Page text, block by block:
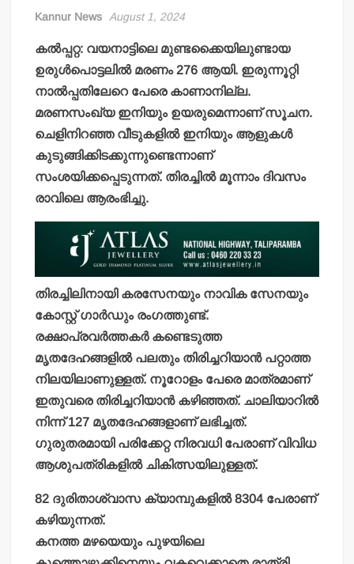
Kannur News August 1, 2024
കല്‍പ്പറ്റ: വയനാട്ടിലെ മുണ്ടക്കൈയിലുണ്ടായ
ഉരുള്‍പൊട്ടലില്‍ മരണം 276 ആയി. ഇരുന്നൂറ്റി
നാല്‍പ്പതിലേറെ പേരെ കാണാനില്ല.
മരണസംഖ്യ ഇനിയും ഉയരുമെന്നാണ് സൂചന.
ചെളിനിറഞ്ഞ വീടുകളില്‍ ഇനിയും ആളുകള്‍
കുടുങ്ങിക്കിടക്കുന്നുണ്ടെന്നാണ്
സംശയിക്കപ്പെടുന്നത്. തിരച്ചില്‍ മൂന്നാം ദിവസം
രാവിലെ ആരംഭിച്ചു.
തിരച്ചിലിനായി കരസേനയും നാവിക സേനയും
കോസ്റ്റ് ഗാര്‍ഡും രംഗത്തുണ്ട്.
രക്ഷാപ്രവര്‍ത്തകര്‍ കണ്ടെടുത്ത
മൃതദേഹങ്ങളില്‍ പലതും തിരിച്ചറിയാന്‍ പറ്റാത്ത
നിലയിലാണുള്ളത്. നൂറോളം പേരെ മാത്രമാണ്
ഇതുവരെ തിരിച്ചറിയാന്‍ കഴിഞ്ഞത്. ചാലിയാറില്‍
നിന്ന് 127 മൃതദേഹങ്ങളാണ് ലഭിച്ചത്.
ഗുരുതരമായി പരിക്കേറ്റ നിരവധി പേരാണ് വിവിധ
ആശുപത്രികളില്‍ ചികിത്സയിലുള്ളത്.
82 ദുരിതാശ്വാസ ക്യാമ്പുകളില്‍ 8304 പേരാണ്
കഴിയുന്നത്.
കനത്ത മഴയെയും പുഴയിലെ